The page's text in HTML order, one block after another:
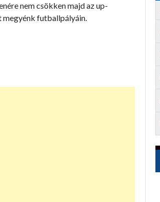
nem csökken majd az up-
megyénk futballpályáin.